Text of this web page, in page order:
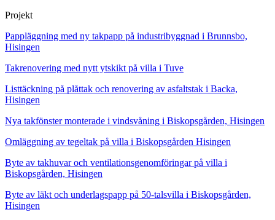
Projekt
Pappläggning med ny takpapp på industribyggnad i Brunnsbo,
Hisingen
Takrenovering med nytt ytskikt på villa i Tuve
Listtäckning på plåttak och renovering av asfaltstak i Backa,
Hisingen
Nya takfönster monterade i vindsvåning i Biskopsgården, Hisingen
Omläggning av tegeltak på villa i Biskopsgården Hisingen
Byte av takhuvar och ventilationsgenomföringar på villa i
Biskopsgården, Hisingen
Byte av läkt och underlagspapp på 50-talsvilla i Biskopsgården,
Hisingen